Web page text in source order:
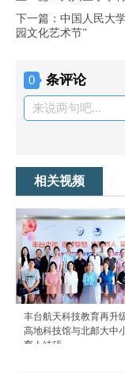
下一篇：中国人民大
园文化艺术节”
0 条评论
来说两句吧...
相关视频
丰台航天科技教育再升
高地科技馆与北邮大中
育人结硕...